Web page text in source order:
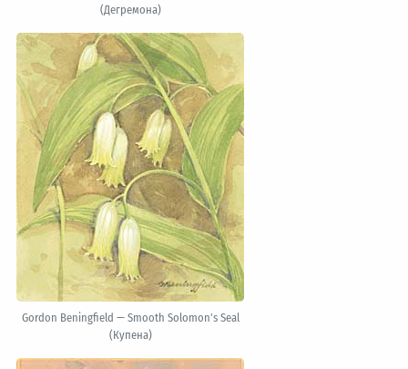
(Дегремона)
Gordon Beningfield — Smooth Solomon's Seal
(Купена)